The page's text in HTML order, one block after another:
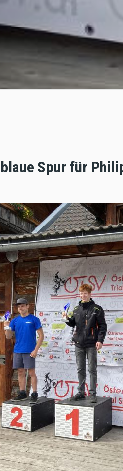
Spur für